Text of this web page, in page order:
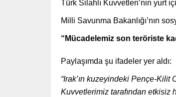
Türk Silahlı Kuvvetleri’nin yurt
Milli Savunma Bakanlığı’nın
“Mücadelemiz son teröriste
Paylaşımda şu ifadeler yer aldı:
“Irak’ın kuzeyindeki Pençe-
Kuvvetlerimiz tarafından etkisiz